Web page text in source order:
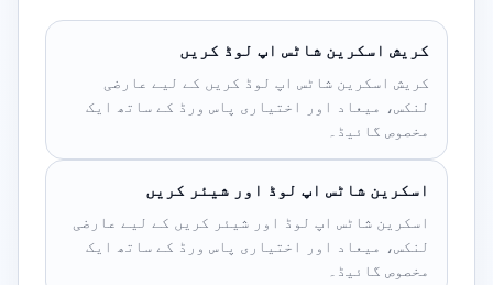
کریش اسکرین شاٹس اپ لوڈ کریں
کریش اسکرین شاٹس اپ لوڈ کریں کے لیے عارضی
لنکس، میعاد اور اختیاری پاس ورڈ کے ساتھ ایک
مخصوص گائیڈ۔
اسکرین شاٹس اپ لوڈ اور شیئر کریں
اسکرین شاٹس اپ لوڈ اور شیئر کریں کے لیے عارضی
لنکس، میعاد اور اختیاری پاس ورڈ کے ساتھ ایک
مخصوص گائیڈ۔